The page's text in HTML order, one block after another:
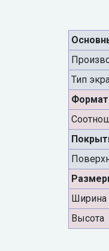
Тип
Формат
Ширина
Высота